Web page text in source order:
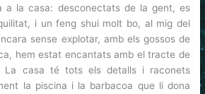
a la casa: desconectats de la gent, es
i un feng shui molt bo, al mig del
sense explotar, amb els gossos de
hem estat encantats amb el tracte de
La casa té tots els detalls i raconets
la piscina i la barbacoa que li dona